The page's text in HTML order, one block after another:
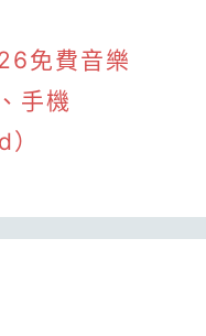
免費音樂
手機